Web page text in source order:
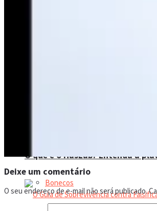
Bonecos
O que é o HasLab? Entenda a
Deixe um comentário
O seu endereço de e-mail não será publicado.